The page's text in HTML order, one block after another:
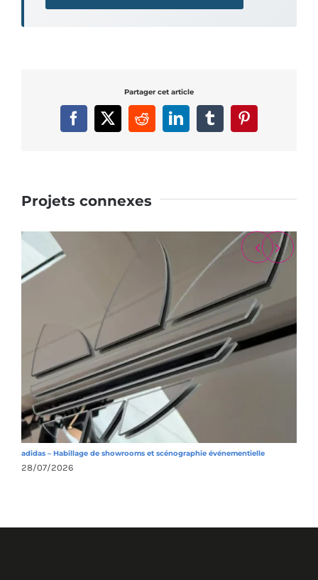
Partager cet article
Facebook
X RedditLinkedInTumblrPinterest
Projets connexes
adidas – Habillage de showrooms et scénographie événementielle
28/07/2026